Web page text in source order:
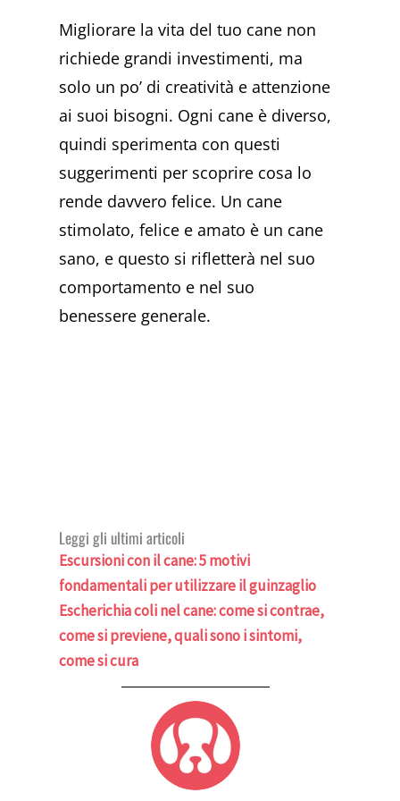
Migliorare la vita del tuo cane non
richiede grandi investimenti, ma
solo un po’ di creatività e attenzione
ai suoi bisogni. Ogni cane è diverso,
quindi sperimenta con questi
suggerimenti per scoprire cosa lo
rende davvero felice. Un cane
stimolato, felice e amato è un cane
sano, e questo si rifletterà nel suo
comportamento e nel suo
benessere generale.
Leggi gli ultimi articoli
Escursioni con il cane: 5 motivi
fondamentali per utilizzare il guinzaglio
Escherichia coli nel cane: come si contrae,
come si previene, quali sono i sintomi,
come si cura